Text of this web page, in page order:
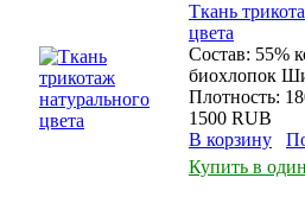
Ткань
цвета
Состав: 55%
биохлопок
Плотность:
1500 RUB
В корзину
Купить в